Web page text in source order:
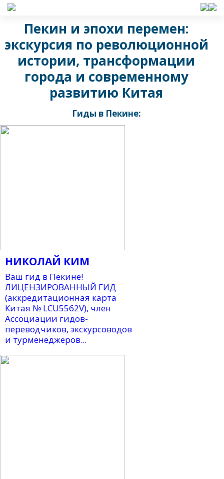
Пекин и эпохи перемен:
экскурсия по революционной
истории, трансформации
города и современному
развитию Китая
Гиды в Пекине:
НИКОЛАЙ КИМ
Ваш гид в Пекине!
ЛИЦЕНЗИРОВАННЫЙ ГИД
(аккредитационная карта
Китая № LCU5562V), член
Ассоциации гидов-
переводчиков, экскурсоводов
и турменеджеров...